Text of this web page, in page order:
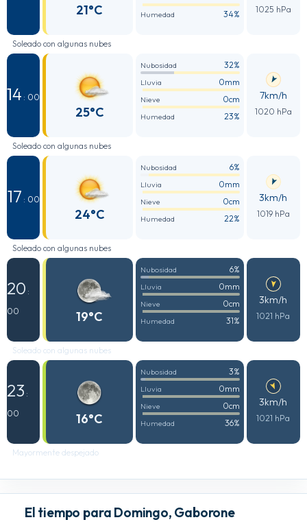
21°C Humedad 34% 1025 hPa
Soleado con algunas nubes
14 : 00
25°C
Nubosidad 32%
Lluvia 0mm
Nieve 0cm
Humedad 23%
7km/h
1020 hPa
Soleado con algunas nubes
17 : 00
24°C
Nubosidad 6%
Lluvia 0mm
Nieve 0cm
Humedad 22%
3km/h
1019 hPa
Soleado con algunas nubes
20 :
00
19°C
Nubosidad 6%
Lluvia 0mm
Nieve 0cm
Humedad 31%
3km/h
1021 hPa
Soleado con algunas nubes
23 :
00
16°C
Nubosidad 3%
Lluvia 0mm
Nieve 0cm
Humedad 36%
3km/h
1021 hPa
Mayormente despejado
El tiempo para Domingo, Gaborone